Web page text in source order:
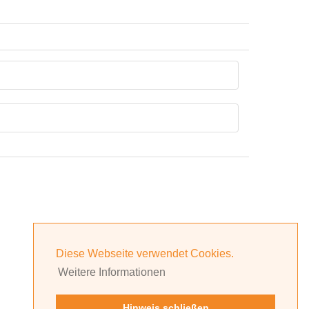
Diese Webseite verwendet Cookies.
Weitere Informationen